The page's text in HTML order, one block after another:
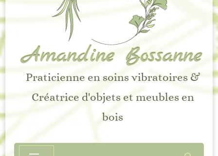
Amandine Bossanne
Praticienne en soins vibratoires &
Créatrice d'objets et meubles en
bois